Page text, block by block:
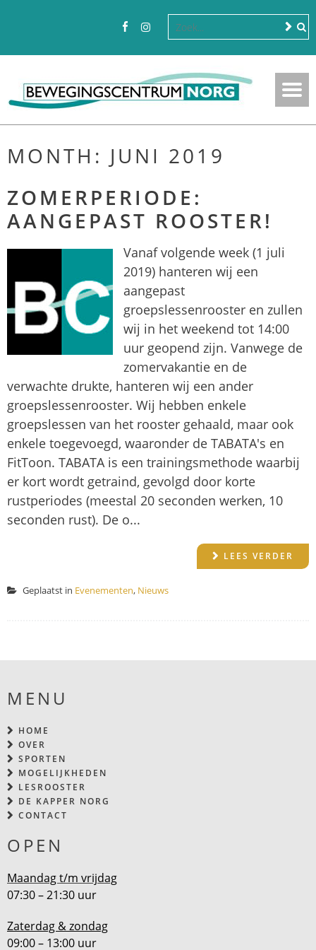
MONTH: JUNI 2019
ZOMERPERIODE:
AANGEPAST ROOSTER!
Vanaf volgende week (1 juli
2019) hanteren wij een
aangepast
groepslessenrooster en zullen
wij in het weekend tot 14:00
uur geopend zijn. Vanwege de
zomervakantie en de
verwachte drukte, hanteren wij een ander
groepslessenrooster. Wij hebben enkele
groepslessen van het rooster gehaald, maar ook
enkele toegevoegd, waaronder de TABATA's en
FitToon. TABATA is een trainingsmethode waarbij
er kort wordt getraind, gevolgd door korte
rustperiodes (meestal 20 seconden werken, 10
seconden rust). De o...
LEES VERDER
Geplaatst in Evenementen, Nieuws
MENU
HOME
OVER
SPORTEN
MOGELIJKHEDEN
LESROOSTER
DE KAPPER NORG
CONTACT
OPEN
Maandag t/m vrijdag
07:30 – 21:30 uur
Zaterdag & zondag
09:00 – 13:00 uur